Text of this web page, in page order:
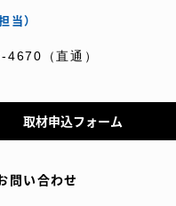
当）
（直通）
取材申込フォーム
問い合わせ